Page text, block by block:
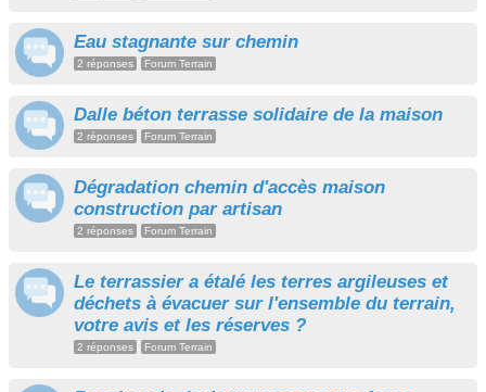
Eau stagnante sur chemin
2 réponses Forum Terrain
Dalle béton terrasse solidaire de la maison
2 réponses Forum Terrain
Dégradation chemin d'accès maison
construction par artisan
2 réponses Forum Terrain
Le terrassier a étalé les terres argileuses et
déchets à évacuer sur l'ensemble du terrain,
votre avis et les réserves ?
2 réponses Forum Terrain